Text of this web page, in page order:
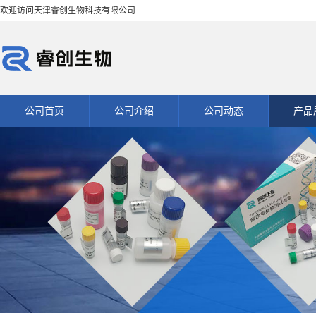
欢迎访问天津睿创生物科技有限公司
公司首页 公司介绍 公司动态 产品